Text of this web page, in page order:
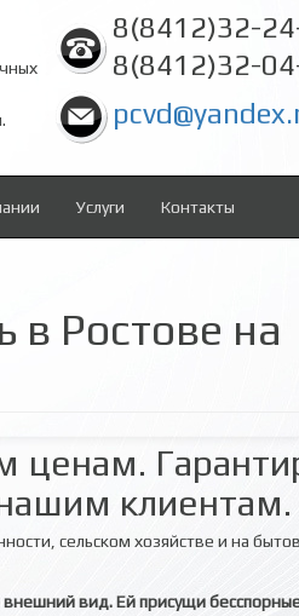
8(8412)32-
8(8412)32-
Услуги Контакты
в Ростове на
ценам.
клиентам.
сельском хозяйстве и на
внешний вид. Ей присущи